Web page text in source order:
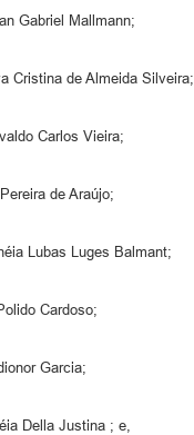
Gabriel Mallmann;
Cristina de Almeida Silveira;
Carlos Vieira;
de Araújo;
Lubas Luges Balmant;
Cardoso;
Garcia;
Della Justina ; e,